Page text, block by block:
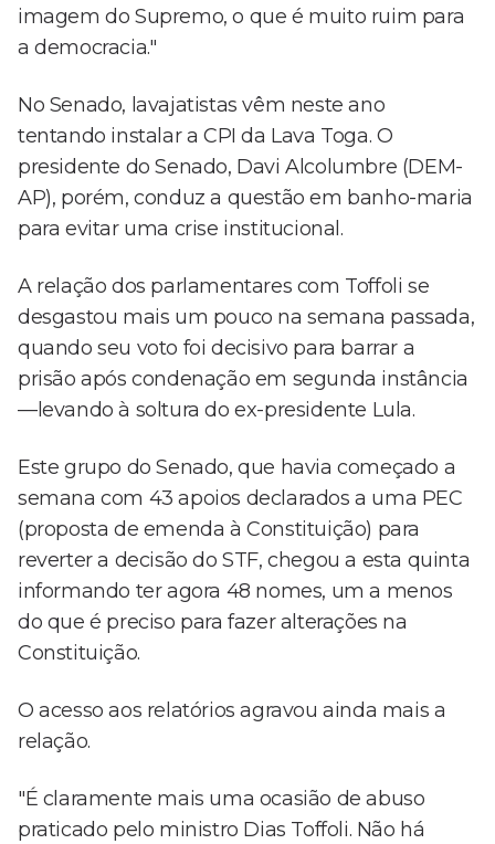
imagem do Supremo, o que é muito ruim para
a democracia."
No Senado, lavajatistas vêm neste ano
tentando instalar a CPI da Lava Toga. O
presidente do Senado, Davi Alcolumbre (DEM-
AP), porém, conduz a questão em banho-maria
para evitar uma crise institucional.
A relação dos parlamentares com Toffoli se
desgastou mais um pouco na semana passada,
quando seu voto foi decisivo para barrar a
prisão após condenação em segunda instância
—levando à soltura do ex-presidente Lula.
Este grupo do Senado, que havia começado a
semana com 43 apoios declarados a uma PEC
(proposta de emenda à Constituição) para
reverter a decisão do STF, chegou a esta quinta
informando ter agora 48 nomes, um a menos
do que é preciso para fazer alterações na
Constituição.
O acesso aos relatórios agravou ainda mais a
relação.
"É claramente mais uma ocasião de abuso
praticado pelo ministro Dias Toffoli. Não há